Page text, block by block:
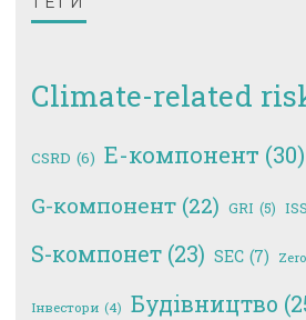
Climate-related
CSRD (6) E-компонент (30)
G-компонент (22) GRI (5)
S-компонет (23) SEC (7)
Інвестори (4) Будівництво